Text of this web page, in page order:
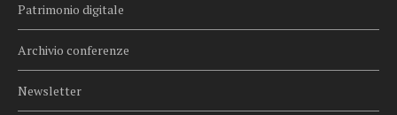
Patrimonio digitale
Archivio conferenze
Newsletter